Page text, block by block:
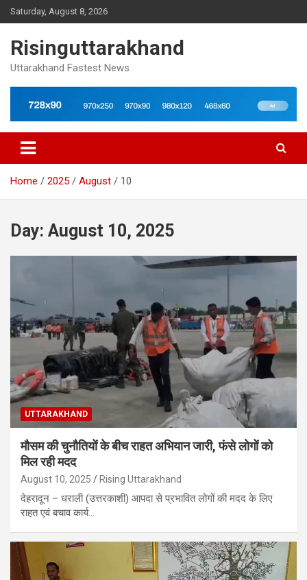
Skip
to
Saturday, August 8, 2026
Risinguttarakhand
Uttarakhand Fastest News
Home 2025 August 10
Day: August 10, 2025
UTTARAKHAND
मौसम की चुनौतियों के बीच राहत अभियान जारी, फंसे लोगों को
मिल रही मदद
August 10, 2025 Rising Uttarakhand
देहरादून – धराली (उत्तरकाशी) आपदा से प्रभावित लोगों की मदद के लिए
राहत एवं बचाव कार्य…